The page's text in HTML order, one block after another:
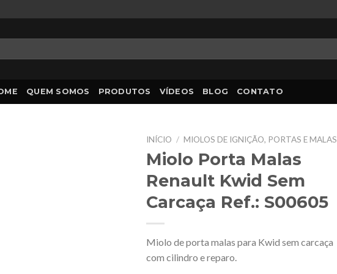
QUEM SOMOS PRODUTOS VÍDEOS BLOG CONTATO
INÍCIO / MIOLOS DE IGNIÇÃO, PORTAS E MALAS
Miolo Porta Malas
Renault Kwid Sem
Carcaça Ref.: S00605
Miolo de porta malas para Kwid sem carcaça
com cilindro e reparo.